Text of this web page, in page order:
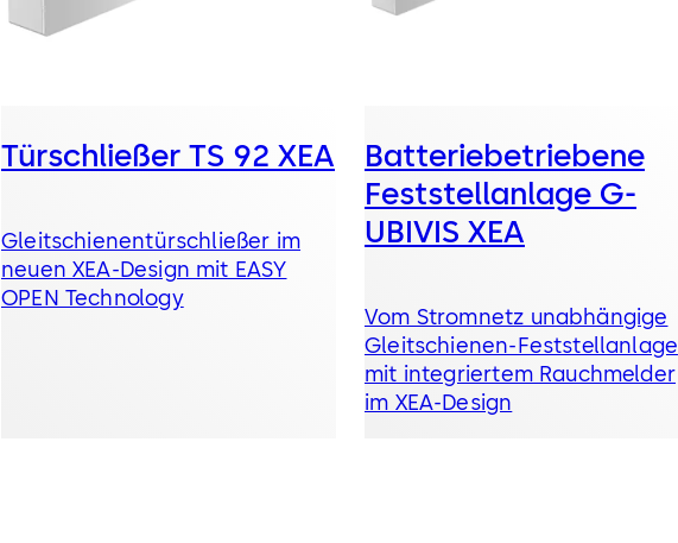
Türschließer TS 92 XEA
Gleitschienentürschließer im
neuen XEA-Design mit EASY
OPEN Technology
Batteriebetriebene
Feststellanlage G-
UBIVIS XEA
Vom Stromnetz unabhängige
Gleitschienen-Feststellanlage
mit integriertem Rauchmelder
im XEA-Design